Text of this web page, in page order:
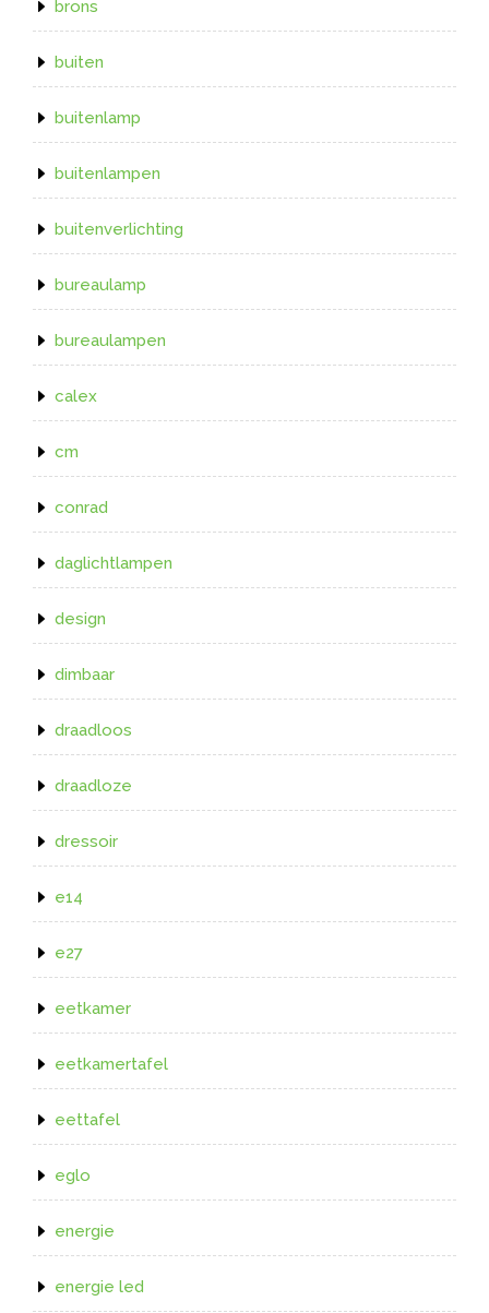
brons
buiten
buitenlamp
buitenlampen
buitenverlichting
bureaulamp
bureaulampen
calex
cm
conrad
daglichtlampen
design
dimbaar
draadloos
draadloze
dressoir
e14
e27
eetkamer
eetkamertafel
eettafel
eglo
energie
energie led